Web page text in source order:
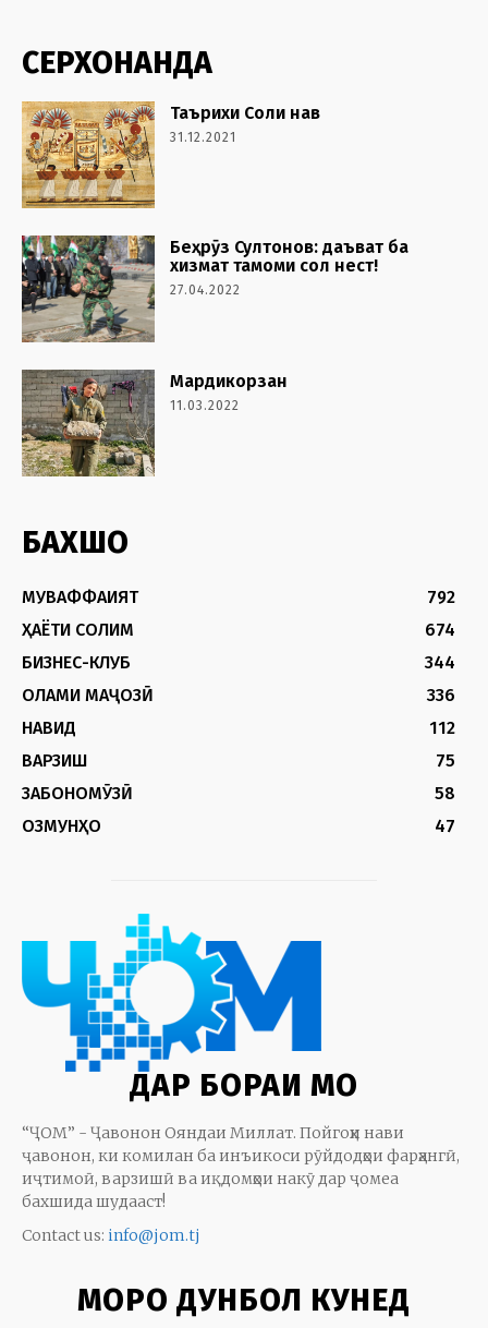
СЕРХОНАНДА
Таърихи Соли нав
31.12.2021
Беҳрӯз Султонов: даъват ба
хизмат тамоми сол нест!
27.04.2022
Мардикорзан
11.03.2022
БАХШҲО
МУВАФФАҚИЯТ
792
ҲАЁТИ СОЛИМ
674
БИЗНЕС-КЛУБ
344
ОЛАМИ МАҶОЗӢ
336
НАВИД
112
ВАРЗИШ
75
ЗАБОНОМӮЗӢ
58
ОЗМУНҲО
47
ДАР БОРАИ МО
“ҶОМ” - Ҷавонон Ояндаи Миллат. Пойгоҳи нави
ҷавонон, ки комилан ба инъикоси рӯйдодҳои фарҳангӣ,
иҷтимоӣ, варзишӣ ва иқдомҳои накӯ дар ҷомеа
бахшида шудааст!
Contact us: info@jom.tj
МОРО ДУНБОЛ КУНЕД